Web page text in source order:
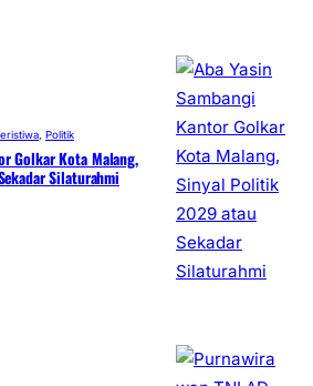
Politik
Golkar Kota Malang,
Silaturahmi